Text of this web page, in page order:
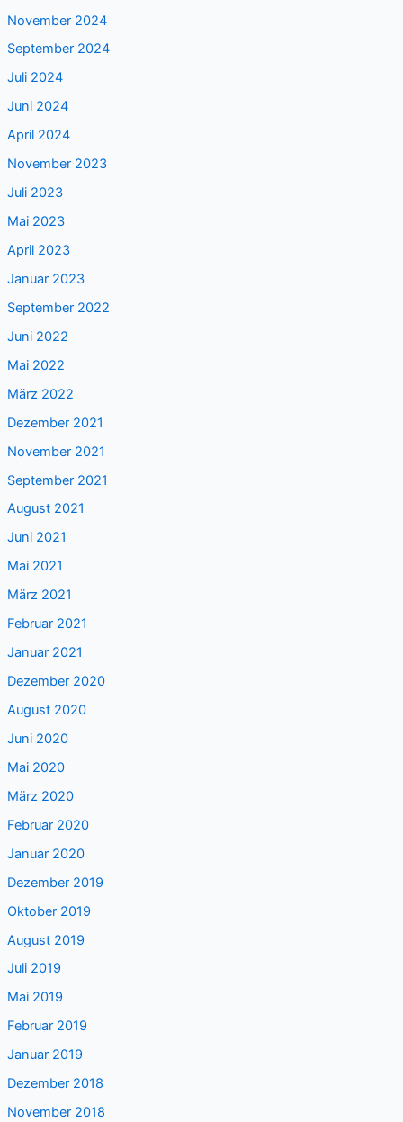
November 2024
September 2024
Juli 2024
Juni 2024
April 2024
November 2023
Juli 2023
Mai 2023
April 2023
Januar 2023
September 2022
Juni 2022
Mai 2022
März 2022
Dezember 2021
November 2021
September 2021
August 2021
Juni 2021
Mai 2021
März 2021
Februar 2021
Januar 2021
Dezember 2020
August 2020
Juni 2020
Mai 2020
März 2020
Februar 2020
Januar 2020
Dezember 2019
Oktober 2019
August 2019
Juli 2019
Mai 2019
Februar 2019
Januar 2019
Dezember 2018
November 2018